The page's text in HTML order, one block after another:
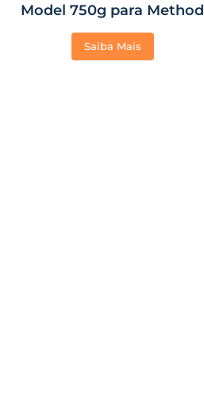
Model 750g para Method
Saiba Mais